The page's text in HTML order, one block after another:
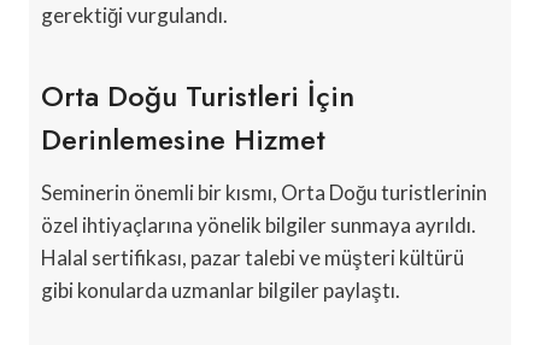
gerektiği vurgulandı.
Orta Doğu Turistleri İçin
Derinlemesine Hizmet
Seminerin önemli bir kısmı, Orta Doğu turistlerinin
özel ihtiyaçlarına yönelik bilgiler sunmaya ayrıldı.
Halal sertifikası, pazar talebi ve müşteri kültürü
gibi konularda uzmanlar bilgiler paylaştı.